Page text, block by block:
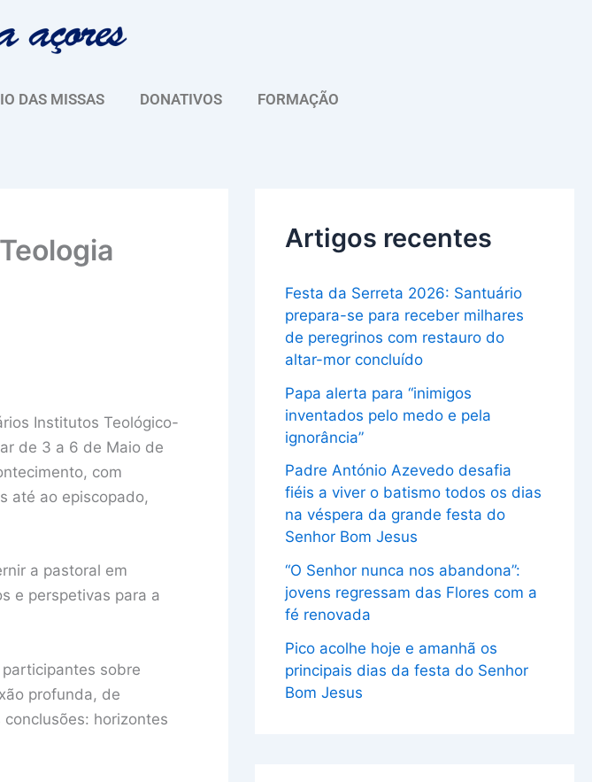
DAS MISSAS DONATIVOS FORMAÇÃO
Institutos Teológico-
de 3 a 6 de Maio de
com
até ao episcopado,
a pastoral em
e perspetivas para a
sobre
profunda, de
horizontes
Artigos recentes
Festa da Serreta 2026: Santuário
prepara-se para receber milhares
de peregrinos com restauro do
altar-mor concluído
Papa alerta para “inimigos
inventados pelo medo e pela
ignorância”
Padre António Azevedo desafia
fiéis a viver o batismo todos os dias
na véspera da grande festa do
Senhor Bom Jesus
“O Senhor nunca nos abandona”:
jovens regressam das Flores com a
fé renovada
Pico acolhe hoje e amanhã os
principais dias da festa do Senhor
Bom Jesus
u